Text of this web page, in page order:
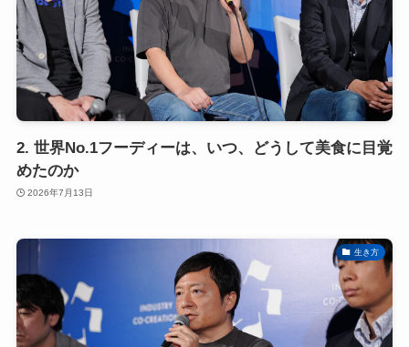
2. 世界No.1フーディーは、いつ、どうして美食に目覚
めたのか
2026年7月13日
生き方